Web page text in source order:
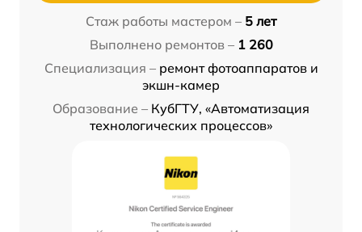
Стаж работы мастером – 5 лет
Выполнено ремонтов – 1 260
Специализация – ремонт фотоаппаратов и
экшн-камер
Образование – КубГТУ, «Автоматизация
технологических процессов»